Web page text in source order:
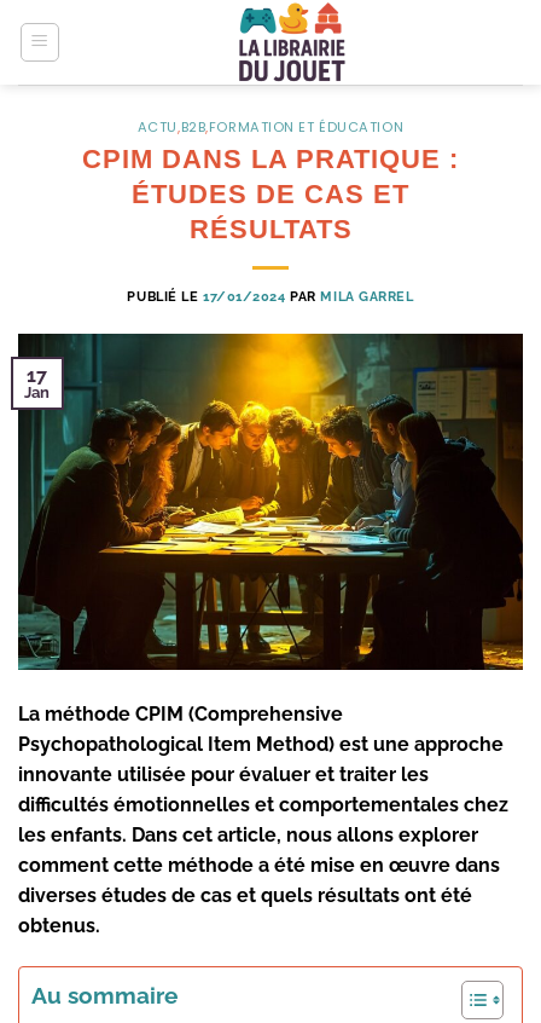
ACTU,B2B,FORMATION ET ÉDUCATION
CPIM DANS LA PRATIQUE :
ÉTUDES DE CAS ET
RÉSULTATS
PUBLIÉ LE 17/01/2024 PARMILA GARREL
17
Jan
La méthode CPIM (Comprehensive
Psychopathological Item Method) est une approche
innovante utilisée pour évaluer et traiter les
difficultés émotionnelles et comportementales chez
les enfants. Dans cet article, nous allons explorer
comment cette méthode a été mise en œuvre dans
diverses études de cas et quels résultats ont été
obtenus.
Au sommaire